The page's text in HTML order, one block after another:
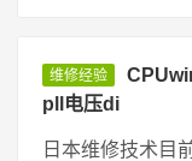
维修经验
pll电压di
日本维修技术目